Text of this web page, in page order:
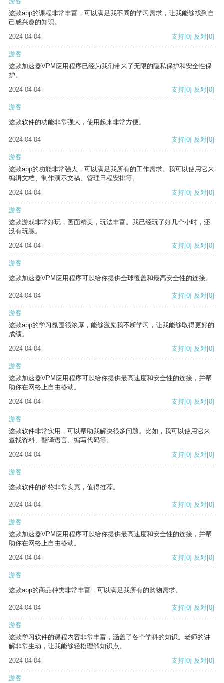
这款app的课程非常丰富，可以满足我不同的学习需求，让我能够找到自
己感兴趣的知识。
2024-04-04
支持[0] 反对[0]
游客
这款加速器VPM应用程序已经为我们带来了无限的隐私保护和安全性保
护。
2024-04-04
支持[0] 反对[0]
游客
这款软件的功能非常强大，使用起来非常方便。
2024-04-04 支持[0] 反对[0]
游客
这款app的功能非常强大，可以满足我所有的工作需求。我可以使用它来
编辑文档、制作演示文稿、管理日程安排等。
2024-04-04
支持[0] 反对[0]
游客
这款游戏非常好玩，画面精美，玩法丰富。我已经玩了好几个小时，还
没有玩腻。
2024-04-04
支持[0] 反对[0]
游客
这款加速器VPM应用程序可以给你提供全球覆盖和最高安全性的连接。
2024-04-04 支持[0] 反对[0]
游客
这款app的学习氛围很浓厚，能够激励我不断学习，让我能够取得更好的
成绩。
2024-04-04
支持[0] 反对[0]
游客
这款加速器VPM应用程序可以给你提供最高速度和安全性的连接，并帮
助你在网络上自由移动。
2024-04-04
支持[0] 反对[0]
游客
这款软件非常实用，可以帮助我解决很多问题。比如，我可以使用它来
查找资料、翻译语言、编写代码等。
2024-04-04
支持[0] 反对[0]
游客
这款软件的价格非常实惠，值得推荐。
2024-04-04 支持[0] 反对[0]
游客
这款加速器VPM应用程序可以给你提供最高速度和安全性的连接，并帮
助你在网络上自由移动。
2024-04-04
支持[0] 反对[0]
游客
这款app的商品种类非常丰富，可以满足我所有的购物需求。
2024-04-04 支持[0] 反对[0]
游客
这款学习软件的课程内容非常丰富，涵盖了各个学科的知识。老师的讲
解非常生动，让我能够轻松理解知识点。
2024-04-04
支持[0] 反对[0]
游客